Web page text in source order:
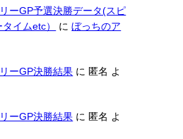
ーGP予選決勝データ(スピ
イムetc）
にぼっちのア
ーGP決勝結果 に 匿名 よ
ーGP決勝結果 に 匿名 よ